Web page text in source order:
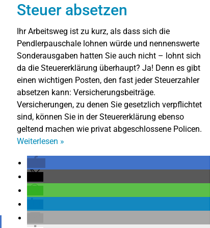
Steuer absetzen
Ihr Arbeitsweg ist zu kurz, als dass sich die
Pendlerpauschale lohnen würde und nennenswerte
Sonderausgaben hatten Sie auch nicht – lohnt sich
da die Steuererklärung überhaupt? Ja! Denn es gibt
einen wichtigen Posten, den fast jeder Steuerzahler
absetzen kann: Versicherungsbeiträge.
Versicherungen, zu denen Sie gesetzlich verpflichtet
sind, können Sie in der Steuererklärung ebenso
geltend machen wie privat abgeschlossene Policen.
Weiterlesen »